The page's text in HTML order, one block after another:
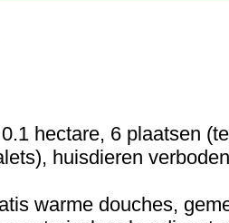
hectare, 6 plaatsen
huisdieren
warme douches,